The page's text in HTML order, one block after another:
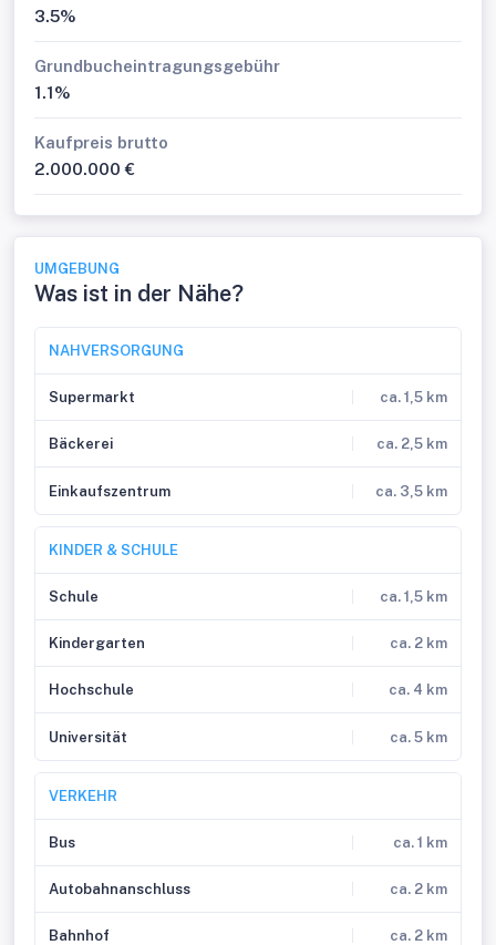
3.5%
Grundbucheintragungsgebühr
1.1%
Kaufpreis brutto
2.000.000 €
UMGEBUNG
Was ist in der Nähe?
NAHVERSORGUNG
Supermarkt ca. 1,5 km
Bäckerei ca. 2,5 km
Einkaufszentrum ca. 3,5 km
KINDER & SCHULE
Schule ca. 1,5 km
Kindergarten ca. 2 km
Hochschule ca. 4 km
Universität ca. 5 km
VERKEHR
Bus ca. 1 km
Autobahnanschluss ca. 2 km
Bahnhof ca. 2 km